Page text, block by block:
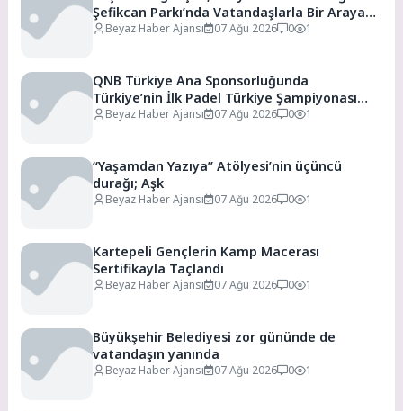
Şefikcan Parkı’nda Vatandaşlarla Bir Araya
Geldi
Beyaz Haber Ajansı 07 Ağu 2026 0 1
QNB Türkiye Ana Sponsorluğunda
Türkiye’nin İlk Padel Türkiye Şampiyonası
Başlıyor
Beyaz Haber Ajansı 07 Ağu 2026 0 1
“Yaşamdan Yazıya” Atölyesi’nin üçüncü
durağı; Aşk
Beyaz Haber Ajansı 07 Ağu 2026 0 1
Kartepeli Gençlerin Kamp Macerası
Sertifikayla Taçlandı
Beyaz Haber Ajansı 07 Ağu 2026 0 1
Büyükşehir Belediyesi zor gününde de
vatandaşın yanında
Beyaz Haber Ajansı 07 Ağu 2026 0 1